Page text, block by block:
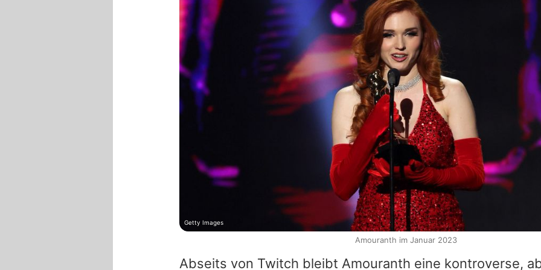
Abseits von Twitch bleibt Amouranth eine kontroverse,
Getty Images
Amouranth im Januar 2023